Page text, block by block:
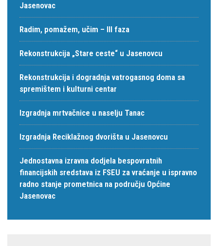
Jasenovac
Radim, pomažem, učim – III faza
Rekonstrukcija „Stare ceste“ u Jasenovcu
Rekonstrukcija i dogradnja vatrogasnog doma sa
spremištem i kulturni centar
Izgradnja mrtvačnice u naselju Tanac
Izgradnja Reciklažnog dvorišta u Jasenovcu
Jednostavna izravna dodjela bespovratnih
financijskih sredstava iz FSEU za vraćanje u ispravno
radno stanje prometnica na području Općine
Jasenovac